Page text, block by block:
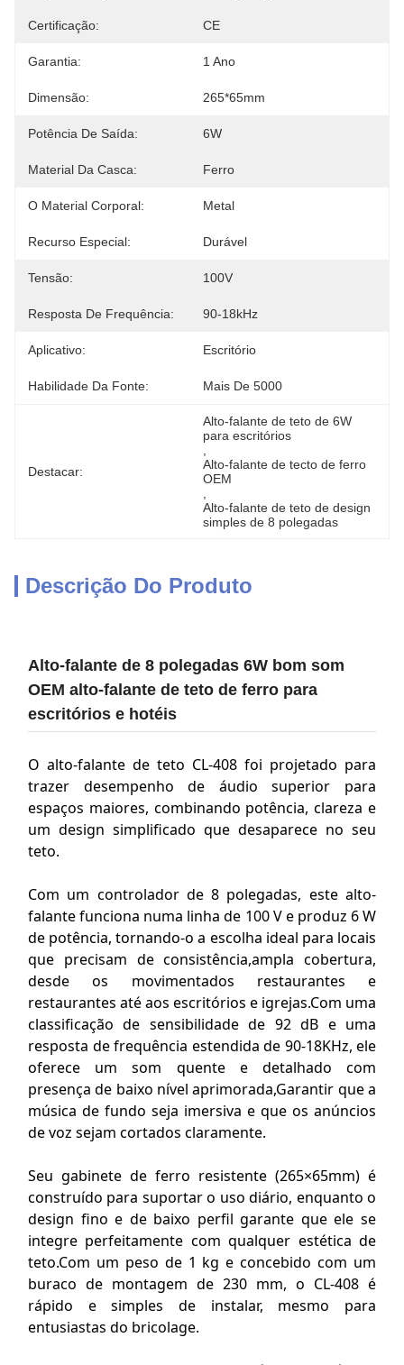
Certificação: CE
Garantia: 1 Ano
Dimensão: 265*65mm
Potência De Saída: 6W
Material Da Casca: Ferro
O Material Corporal: Metal
Recurso Especial: Durável
Tensão: 100V
Resposta De Frequência: 90-18kHz
Aplicativo: Escritório
Habilidade Da Fonte: Mais De 5000
Destacar:
Alto-falante de teto de 6W
para escritórios
Alto-falante de tecto de ferro
OEM
Alto-falante de teto de design
simples de 8 polegadas
Descrição Do Produto
Alto-falante de 8 polegadas 6W bom som
OEM alto-falante de teto de ferro para
escritórios e hotéis
O alto-falante de teto CL-408 foi projetado para
trazer desempenho de áudio superior para
espaços maiores, combinando potência, clareza e
um design simplificado que desaparece no seu
teto.
Com um controlador de 8 polegadas, este alto-
falante funciona numa linha de 100 V e produz 6 W
de potência, tornando-o a escolha ideal para locais
que precisam de consistência,ampla cobertura,
desde os movimentados restaurantes e
restaurantes até aos escritórios e igrejas.Com uma
classificação de sensibilidade de 92 dB e uma
resposta de frequência estendida de 90-18KHz, ele
oferece um som quente e detalhado com
presença de baixo nível aprimorada,Garantir que a
música de fundo seja imersiva e que os anúncios
de voz sejam cortados claramente.
Seu gabinete de ferro resistente (265×65mm) é
construído para suportar o uso diário, enquanto o
design fino e de baixo perfil garante que ele se
integre perfeitamente com qualquer estética de
teto.Com um peso de 1 kg e concebido com um
buraco de montagem de 230 mm, o CL-408 é
rápido e simples de instalar, mesmo para
entusiastas do bricolage.